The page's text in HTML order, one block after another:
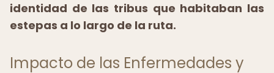
identidad de las tribus que habitaban las
estepas a lo largo de la ruta.
Impacto de las Enfermedades y